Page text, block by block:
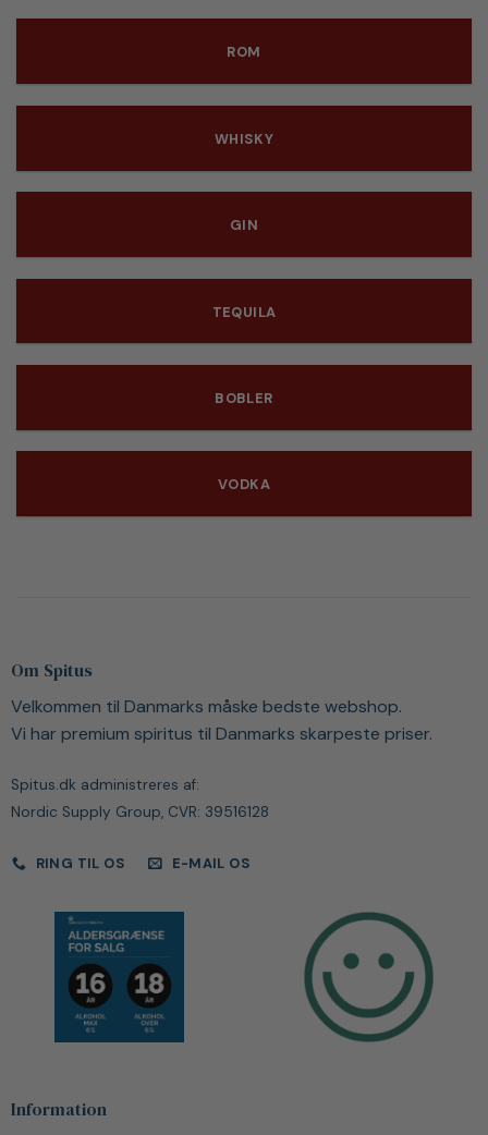
ROM
WHISKY
GIN
TEQUILA
BOBLER
VODKA
Om Spitus
Velkommen til Danmarks måske bedste webshop.
Vi har premium spiritus til Danmarks skarpeste priser.
Spitus.dk administreres af:
Nordic Supply Group, CVR: 39516128
RING TIL OS E-MAIL OS
Information